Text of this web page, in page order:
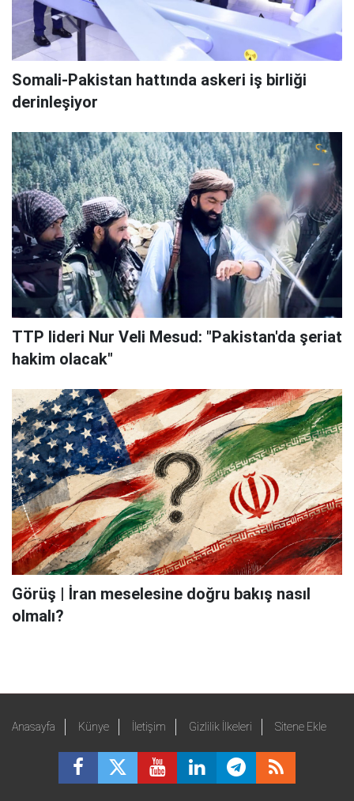
Somali-Pakistan hattında askeri iş birliği
derinleşiyor
TTP lideri Nur Veli Mesud: "Pakistan'da şeriat
hakim olacak"
Görüş | İran meselesine doğru bakış nasıl
olmalı?
Anasayfa Künye İletişim Gizlilik İlkeleri Sitene Ekle